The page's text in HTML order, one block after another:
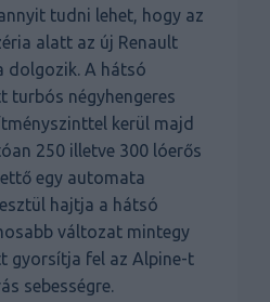
tudni lehet, hogy az
alatt az új Renault
dolgozik. A hátsó
turbós négyhengeres
kerül majd
250 illetve 300 lóerős
egy automata
hajtja a hátsó
változat mintegy
gyorsítja fel az Alpine-t
sebességre.